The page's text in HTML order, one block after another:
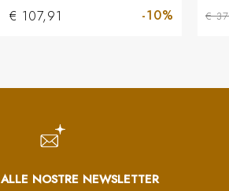
€ 107,91 -10% €
NOSTRE NEWSLETTER